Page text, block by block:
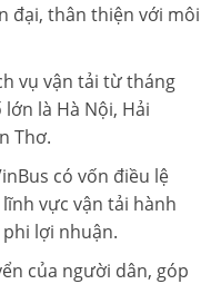
đại, thân thiện với môi
vụ vận tải từ tháng
là Hà Nội, Hải
Thơ.
có vốn điều lệ
vực vận tải hành
lợi nhuận.
của người dân, góp